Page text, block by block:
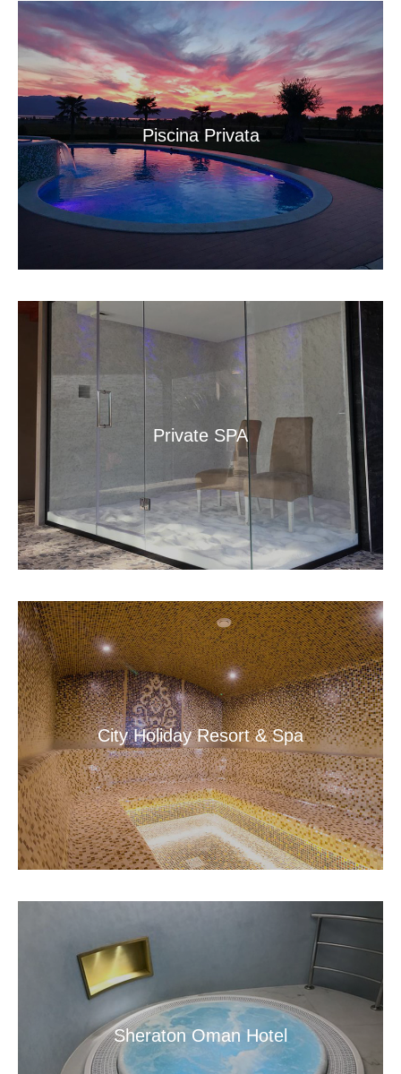
Piscina Privata
Private SPA
City Holiday Resort & Spa
Sheraton Oman Hotel